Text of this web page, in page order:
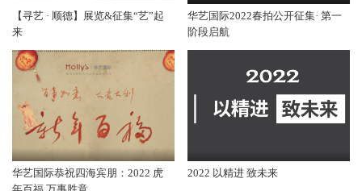
【寻艺 · 顺德】展览&征集“艺”起
来
华艺国际2022春拍公开征集· 第一
阶段启航
华艺国际恭祝四海宾朋：2022 虎
2022 以精进 致未来